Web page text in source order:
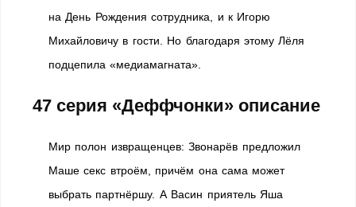
на День Рождения сотрудника, и к Игорю
Михайловичу в гости. Но благодаря этому Лёля
подцепила «медиамагната».
47 серия «Деффчонки» описание
Мир полон извращенцев: Звонарёв предложил
Маше секс втроём, причём она сама может
выбрать партнёршу. А Васин приятель Яша